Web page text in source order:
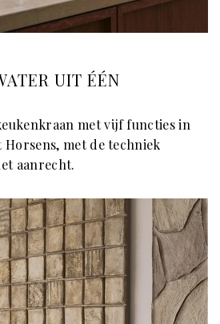
UIT ÉÉN
met vijf functies in
Horsens, met de techniek
aanrecht.